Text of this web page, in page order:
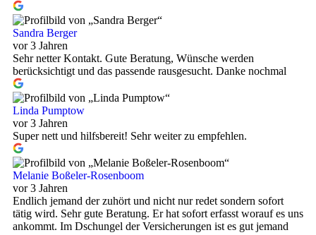
Sandra Berger
vor 3 Jahren
Sehr netter Kontakt. Gute Beratung, Wünsche werden
berücksichtigt und das passende rausgesucht. Danke nochmal
Linda Pumptow
vor 3 Jahren
Super nett und hilfsbereit! Sehr weiter zu empfehlen.
Melanie Boßeler-Rosenboom
vor 3 Jahren
Endlich jemand der zuhört und nicht nur redet sondern sofort
tätig wird. Sehr gute Beratung. Er hat sofort erfasst worauf es uns
ankommt. Im Dschungel der Versicherungen ist es gut jemand